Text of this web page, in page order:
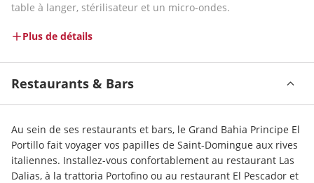
table à langer, stérilisateur et un micro-ondes.
Plus de détails
Restaurants & Bars
Au sein de ses restaurants et bars, le Grand Bahia Principe El
Portillo fait voyager vos papilles de Saint-Domingue aux rives
italiennes. Installez-vous confortablement au restaurant Las
Dalias, à la trattoria Portofino ou au restaurant El Pescador et